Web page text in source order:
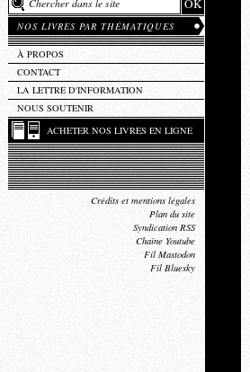
NOS LIVRES PAR THÉMATIQUES
À PROPOS
CONTACT
LA LETTRE D'INFORMATION
NOUS SOUTENIR
ACHETER NOS LIVRES EN LIGNE
Crédits et mentions légales
Plan du site
Syndication RSS
Chaîne Youtube
Fil Mastodon
Fil Bluesky